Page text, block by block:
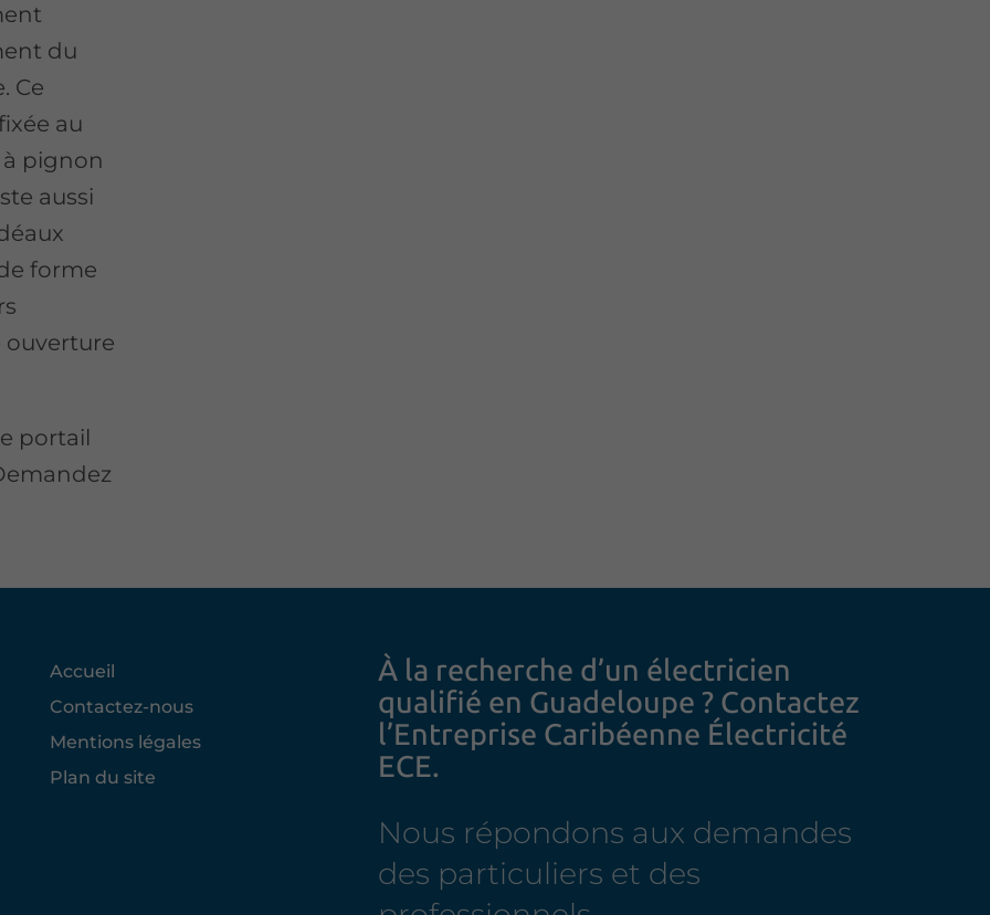
du
Ce
au
pignon
aussi
forme
ouverture
portail
Accueil
Contactez-nous
Mentions légales
Plan du site
À la recherche d’un électricien
qualifié en Guadeloupe ? Contactez
l’Entreprise Caribéenne Électricité
ECE.
Nous répondons aux demandes
des particuliers et des